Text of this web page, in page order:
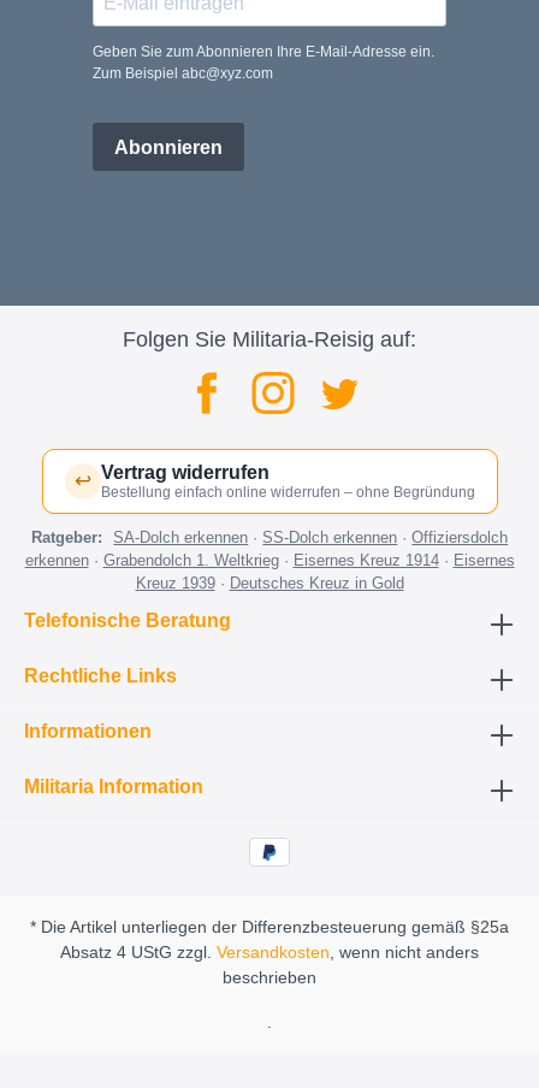
Geben Sie zum Abonnieren Ihre E-Mail-Adresse ein.
Zum Beispiel abc@xyz.com
Abonnieren
Folgen Sie Militaria-Reisig auf:
↩ Vertrag widerrufen
Bestellung einfach online widerrufen – ohne Begründung
Ratgeber: SA-Dolch erkennen ·SS-Dolch erkennen ·Offiziersdolch
erkennen· Grabendolch 1. Weltkrieg· Eisernes Kreuz 1914· Eisernes
Kreuz 1939· Deutsches Kreuz in Gold
Telefonische Beratung
Rechtliche Links
Informationen
Militaria Information
* Die Artikel unterliegen der Differenzbesteuerung gemäß §25a
Absatz 4 UStG zzgl. Versandkosten, wenn nicht anders
beschrieben
.